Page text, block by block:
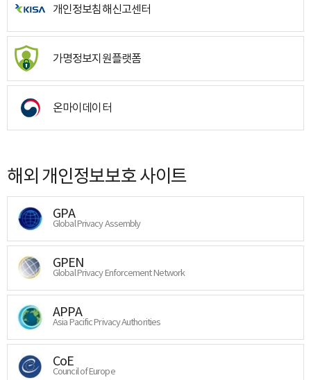
개인정보침해신고센터
가명정보지원플랫폼
온마이데이터
해외 개인정보보호 사이트
GPA
Global Privacy Assembly
GPEN
Global Privacy Enforcement Network
APPA
Asia Pacific Privacy Authorities
CoE
Council of Europe